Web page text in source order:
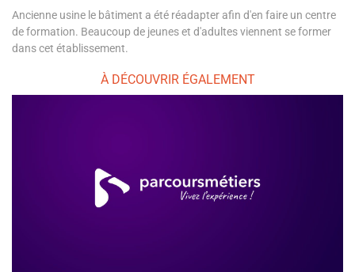
Ancienne usine le bâtiment a été réadapter afin d'en faire un centre
de formation. Beaucoup de jeunes et d'adultes viennent se former
dans cet établissement.
À DÉCOUVRIR ÉGALEMENT